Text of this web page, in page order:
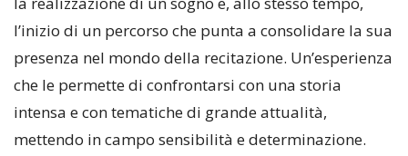
l’inizio di un percorso che punta a consolidare la sua
presenza nel mondo della recitazione. Un’esperienza
che le permette di confrontarsi con una storia
intensa e con tematiche di grande attualità,
mettendo in campo sensibilità e determinazione.